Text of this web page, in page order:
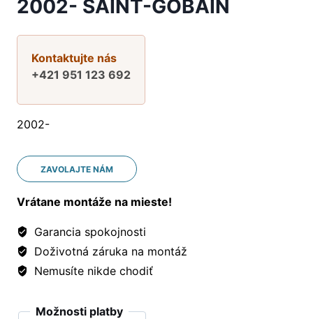
2002- SAINT-GOBAIN
Kontaktujte nás
+421 951 123 692
2002-
ZAVOLAJTE NÁM
Vrátane montáže na mieste!
Garancia spokojnosti
Doživotná záruka na montáž
Nemusíte nikde chodiť
Možnosti platby